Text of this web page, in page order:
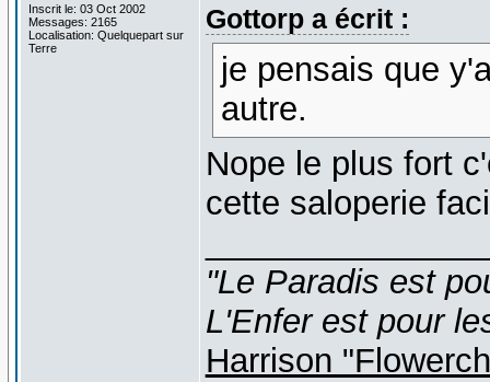
Inscrit le: 03 Oct 2002
Messages: 2165
Localisation: Quelquepart sur
Terre
Gottorp a écrit :
je pensais que
autre.
Nope le plus fort
cette saloperie
"Le Paradis est
L'Enfer est pour
Harrison